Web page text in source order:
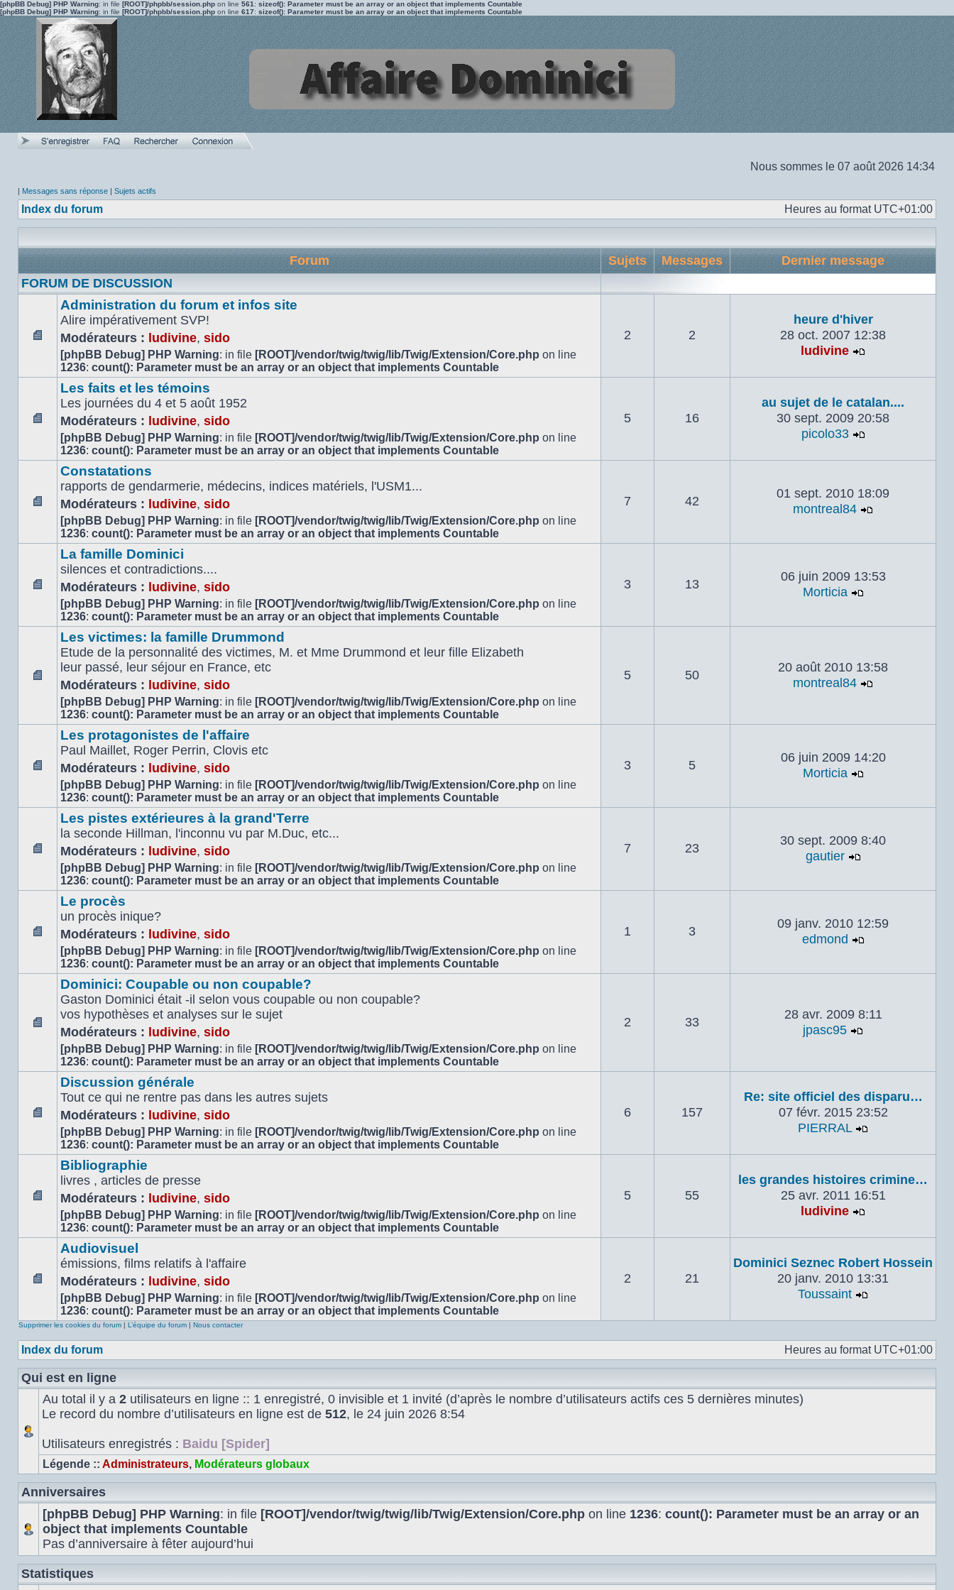
[phpBB Debug] PHP Warning: in file [ROOT]/phpbb/session.php on line 561 : sizeof(): Parameter must be an array or an object that implements Countable
[phpBB Debug] PHP Warning: in file [ROOT]/phpbb/session.php on line 617: sizeof(): Parameter must be an array or an object that implements Countable
Nous sommes le 07 août 2026 14:34
| Messages sans réponse | Sujets actifs
Index du forum Heures au format UTC+01:00
Forum Sujets Messages
Dernier message
FORUM DE DISCUSSION
Aucun
message
non
Administration du forum et infos site
Alire impérativement SVP!
Modérateurs : ludivine, sido
[phpBB Debug] PHP Warning: in file [ROOT]/vendor/twig/twig/lib/Twig/Extension/Core.php on line
1236: count(): Parameter must be an array or an object that implements Countable
2 2
heure d'hiver
28 oct. 2007 12:38
ludivine
Aucun
message
non
lu
Les faits et les témoins
Les journées du 4 et 5 août 1952
Modérateurs : ludivine, sido
[phpBB Debug] PHP Warning: in file [ROOT]/vendor/twig/twig/lib/Twig/Extension/Core.php on line
1236: count(): Parameter must be an array or an object that implements Countable
5 16
au sujet de le catalan....
30 sept. 2009 20:58
picolo33
Aucun
message
non
Constatations
rapports de gendarmerie, médecins, indices matériels, l'USM1...
Modérateurs : ludivine, sido
[phpBB Debug] PHP Warning: in file [ROOT]/vendor/twig/twig/lib/Twig/Extension/Core.php on line
1236: count(): Parameter must be an array or an object that implements Countable
7 42
01 sept. 2010 18:09
montreal84
Aucun
message
non
La famille Dominici
silences et contradictions....
Modérateurs : ludivine, sido
[phpBB Debug] PHP Warning: in file [ROOT]/vendor/twig/twig/lib/Twig/Extension/Core.php on line
1236: count(): Parameter must be an array or an object that implements Countable
3 13
06 juin 2009 13:53
Morticia
Aucun
message
non
lu
Les victimes: la famille Drummond
Etude de la personnalité des victimes, M. et Mme Drummond et leur fille Elizabeth
leur passé, leur séjour en France, etc
Modérateurs : ludivine, sido
[phpBB Debug] PHP Warning: in file [ROOT]/vendor/twig/twig/lib/Twig/Extension/Core.php on line
1236: count(): Parameter must be an array or an object that implements Countable
5 50
20 août 2010 13:58
montreal84
Aucun
message
non
Les protagonistes de l'affaire
Paul Maillet, Roger Perrin, Clovis etc
Modérateurs : ludivine, sido
[phpBB Debug] PHP Warning: in file [ROOT]/vendor/twig/twig/lib/Twig/Extension/Core.php on line
1236: count(): Parameter must be an array or an object that implements Countable
3 5
06 juin 2009 14:20
Morticia
Aucun
message
non
Les pistes extérieures à la grand'Terre
la seconde Hillman, l'inconnu vu par M.Duc, etc...
Modérateurs : ludivine, sido
[phpBB Debug] PHP Warning: in file [ROOT]/vendor/twig/twig/lib/Twig/Extension/Core.php on line
1236: count(): Parameter must be an array or an object that implements Countable
7 23
30 sept. 2009 8:40
gautier
Aucun
message
non
Le procès
un procès inique?
Modérateurs : ludivine, sido
[phpBB Debug] PHP Warning: in file [ROOT]/vendor/twig/twig/lib/Twig/Extension/Core.php on line
1236: count(): Parameter must be an array or an object that implements Countable
1 3
09 janv. 2010 12:59
edmond
Aucun
message
non
lu
Dominici: Coupable ou non coupable?
Gaston Dominici était -il selon vous coupable ou non coupable?
vos hypothèses et analyses sur le sujet
Modérateurs : ludivine, sido
[phpBB Debug] PHP Warning: in file [ROOT]/vendor/twig/twig/lib/Twig/Extension/Core.php on line
1236: count(): Parameter must be an array or an object that implements Countable
2 33
28 avr. 2009 8:11
jpasc95
Aucun
message
non
Discussion générale
Tout ce qui ne rentre pas dans les autres sujets
Modérateurs : ludivine, sido
[phpBB Debug] PHP Warning: in file [ROOT]/vendor/twig/twig/lib/Twig/Extension/Core.php on line
1236: count(): Parameter must be an array or an object that implements Countable
6 157
Re: site officiel des disparu…
07 févr. 2015 23:52
PIERRAL
Aucun
message
non
lu
Bibliographie
livres , articles de presse
Modérateurs : ludivine, sido
[phpBB Debug] PHP Warning: in file [ROOT]/vendor/twig/twig/lib/Twig/Extension/Core.php on line
1236: count(): Parameter must be an array or an object that implements Countable
5 55
les grandes histoires crimine…
25 avr. 2011 16:51
ludivine
Aucun
message
non
Audiovisuel
émissions, films relatifs à l'affaire
Modérateurs : ludivine, sido
[phpBB Debug] PHP Warning: in file [ROOT]/vendor/twig/twig/lib/Twig/Extension/Core.php on line
1236: count(): Parameter must be an array or an object that implements Countable
2 21
Dominici Seznec Robert Hossein
20 janv. 2010 13:31
Toussaint
Supprimer les cookies du forum | L’équipe du forum | Nous contacter
Index du forum Heures au format UTC+01:00
Qui est en ligne
Au total il y a 2 utilisateurs en ligne :: 1 enregistré, 0 invisible et 1 invité (d’après le nombre d’utilisateurs actifs ces 5 dernières minutes)
Le record du nombre d’utilisateurs en ligne est de 512, le 24 juin 2026 8:54
Utilisateurs enregistrés : Baidu [Spider]
Légende :: Administrateurs, Modérateurs globaux
Anniversaires
[phpBB Debug] PHP Warning: in file [ROOT]/vendor/twig/twig/lib/Twig/Extension/Core.php on line 1236: count(): Parameter must be an array or an
object that implements Countable
Pas d’anniversaire à fêter aujourd’hui
Statistiques